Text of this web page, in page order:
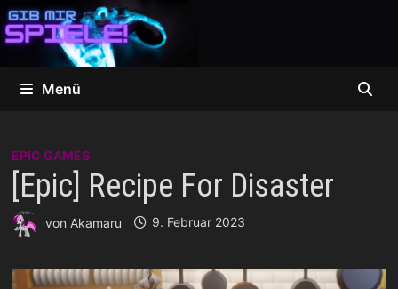
Zum
Inhalt
springen
Menü
EPIC GAMES
[Epic] Recipe For Disaster
von Akamaru 9. Februar 2023